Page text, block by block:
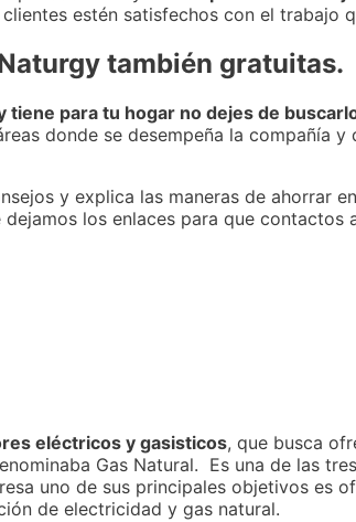
estén satisfechos con el trabajo
también gratuitas.
tiene para tu hogar no dejes de
donde se desempeña la compañía
y explica las maneras de ahorrar
los enlaces para que contactos
eléctricos y gasisticos, que busca
Gas Natural. Es una de las
uno de sus principales objetivos es
de electricidad y gas natural.